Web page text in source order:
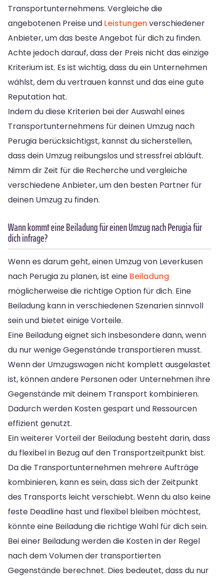
Transportunternehmens. Vergleiche die
angebotenen Preise und Leistungen verschiedener
Anbieter, um das beste Angebot für dich zu finden.
Achte jedoch darauf, dass der Preis nicht das einzige
Kriterium ist. Es ist wichtig, dass du ein Unternehmen
wählst, dem du vertrauen kannst und das eine gute
Reputation hat.
Indem du diese Kriterien bei der Auswahl eines
Transportunternehmens für deinen Umzug nach
Perugia berücksichtigst, kannst du sicherstellen,
dass dein Umzug reibungslos und stressfrei abläuft.
Nimm dir Zeit für die Recherche und vergleiche
verschiedene Anbieter, um den besten Partner für
deinen Umzug zu finden.
Wann kommt eine Beiladung für einen Umzug nach Perugia für
dich infrage?
Wenn es darum geht, einen Umzug von Leverkusen
nach Perugia zu planen, ist eine Beiladung
möglicherweise die richtige Option für dich. Eine
Beiladung kann in verschiedenen Szenarien sinnvoll
sein und bietet einige Vorteile.
Eine Beiladung eignet sich insbesondere dann, wenn
du nur wenige Gegenstände transportieren musst.
Wenn der Umzugswagen nicht komplett ausgelastet
ist, können andere Personen oder Unternehmen ihre
Gegenstände mit deinem Transport kombinieren.
Dadurch werden Kosten gespart und Ressourcen
effizient genutzt.
Ein weiterer Vorteil der Beiladung besteht darin, dass
du flexibel in Bezug auf den Transportzeitpunkt bist.
Da die Transportunternehmen mehrere Aufträge
kombinieren, kann es sein, dass sich der Zeitpunkt
des Transports leicht verschiebt. Wenn du also keine
feste Deadline hast und flexibel bleiben möchtest,
könnte eine Beiladung die richtige Wahl für dich sein.
Bei einer Beiladung werden die Kosten in der Regel
nach dem Volumen der transportierten
Gegenstände berechnet. Dies bedeutet, dass du nur